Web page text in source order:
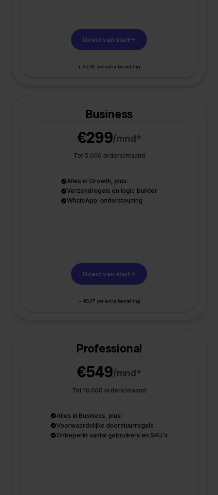
Direct van start
+ €0,08 per extra bestelling
Business
€299/mnd*
Tot 5.000 orders/maand
Alles in Growth, plus:
Verzendregels en logic builder
WhatsApp-ondersteuning
Direct van start
+ €0,07 per extra bestelling
Professional
€549/mnd*
Tot 10.000 orders/maand
Alles in Business, plus:
Voorwaardelijke doorstuurregels
Onbeperkt aantal gebruikers en SKU's